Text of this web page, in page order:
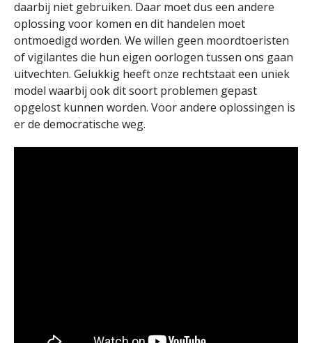
daarbij niet gebruiken. Daar moet dus een andere
oplossing voor komen en dit handelen moet
ontmoedigd worden. We willen geen moordtoeristen
of vigilantes die hun eigen oorlogen tussen ons gaan
uitvechten. Gelukkig heeft onze rechtstaat een uniek
model waarbij ook dit soort problemen gepast
opgelost kunnen worden. Voor andere oplossingen is
er de democratische weg.